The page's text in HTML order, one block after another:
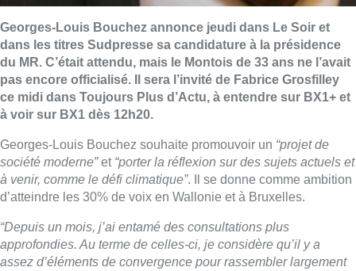
Georges-Louis Bouchez annonce jeudi dans Le Soir et
dans les titres Sudpresse sa candidature à la présidence
du MR. C’était attendu, mais le Montois de 33 ans ne l’avait
pas encore officialisé. Il sera l’invité de Fabrice Grosfilley
ce midi dans Toujours Plus d’Actu, à entendre sur BX1+ et
à voir sur BX1 dès 12h20.
Georges-Louis Bouchez souhaite promouvoir un “projet de
société moderne”et “porter la réflexion sur des sujets actuels et
à venir, comme le défi climatique”. Il se donne comme ambition
d’atteindre les 30% de voix en Wallonie et à Bruxelles.
“Depuis un mois, j’ai entamé des consultations plus
approfondies. Au terme de celles-ci, je considère qu’il y a
assez d’éléments de convergence pour rassembler largement